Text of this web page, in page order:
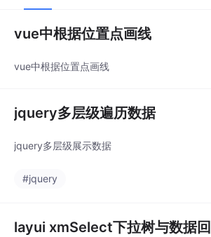
vue中根据位置点画线
vue中根据位置点画线
jquery多层级遍历数据
jquery多层级展示数据
#jquery
layui xmSelect下拉树与数据